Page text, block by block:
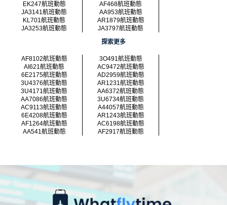
EK247航班動態
AF468航班動態
JA3141航班動態
AA953航班動態
KL701航班動態
AR1879航班動態
JA3253航班動態
JA3797航班動態
探索更多
AF8102航班動態
3O491航班動態
AI621航班動態
AC9472航班動態
6E2175航班動態
AD2959航班動態
3U4376航班動態
AR1231航班動態
3U4171航班動態
AA6372航班動態
AA7086航班動態
3U6734航班動態
AC9113航班動態
A44057航班動態
6E4208航班動態
AR1243航班動態
AF1264航班動態
AC6198航班動態
AA541航班動態
AF2917航班動態